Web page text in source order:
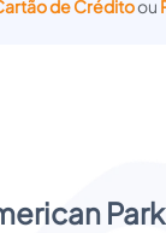
de Crédito ou
Park